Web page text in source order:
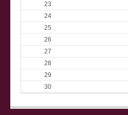
23
24
25
26
27
28
29
30